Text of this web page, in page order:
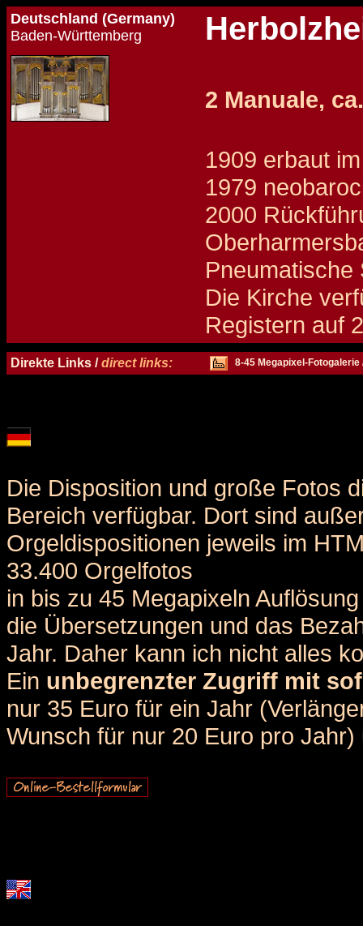
Deutschland (Germany)
Baden-Württemberg
2 Manuale,
1909 erbaut
1979
2000
Pneumatische
Die Kirche
Registern auf
Direkte Links /direct links: 8-45 Megapixel-Fotogalerie
Die Disposition und große Fotos
Bereich verfügbar. Dort sind
Orgeldispositionen jeweils im
33.400 Orgelfotos
in bis zu 45 Megapixeln
die Übersetzungen und das
Jahr. Daher kann ich nicht alles
Ein unbegrenzter Zugriff mit
nur 35 Euro für ein Jahr
Wunsch für nur 20 Euro pro